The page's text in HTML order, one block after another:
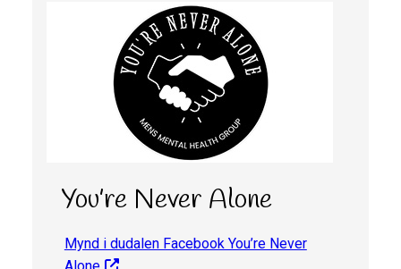
You’re Never Alone
Mynd i dudalen Facebook You’re Never